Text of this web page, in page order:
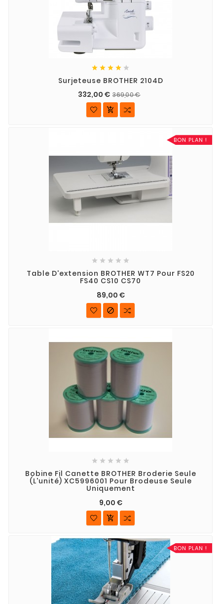
    
Surjeteuse BROTHER 2104D
332,00 € 369,00 €

BON PLAN !
    
Table D'extension BROTHER WT7 Pour FS20
FS40 CS10 CS70
89,00 €

    
Bobine Fil Canette BROTHER Broderie Seule
(l'unité) XC5996001 Pour Brodeuse Seule
Uniquement
9,00 €

BON PLAN !